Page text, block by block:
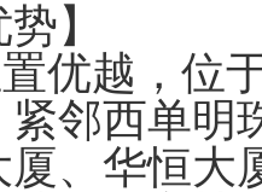
】
优越，位
邻西单明
、华恒大